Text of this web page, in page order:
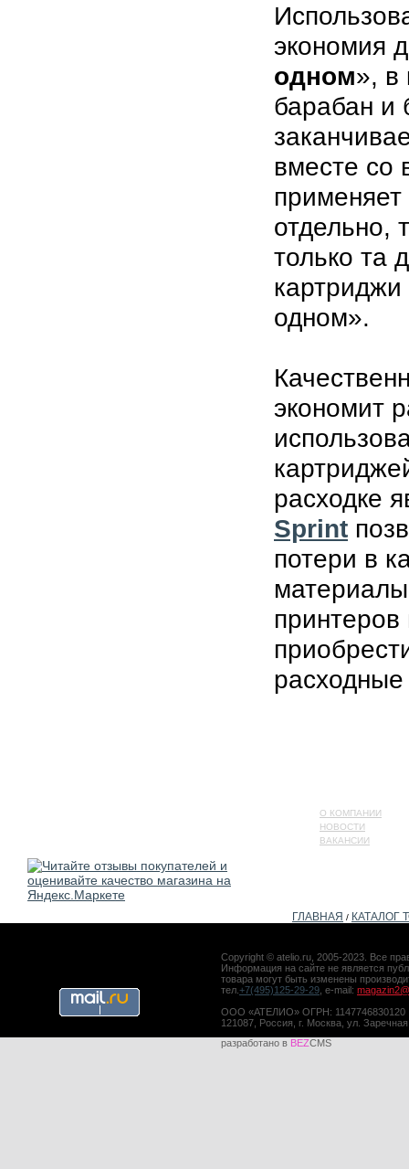
экономия
одном», в
барабан и
вместе со
отдельно,
только та
одном».
экономит
расходке
Sprint
потери в
О КОМПАНИИ
НОВОСТИ
ВАКАНСИИ
ГЛАВНАЯ / КАТАЛОГ
Copyright © atelio.ru, 2005-2023. Все
Информация на сайте не является
товара могут быть изменены
тел. +7(495)125-29-29 , e-mail:
ООО «АТЕЛИО» ОГРН: 1147746830120
121087, Россия, г. Москва, ул.
разработано в BEZCMS